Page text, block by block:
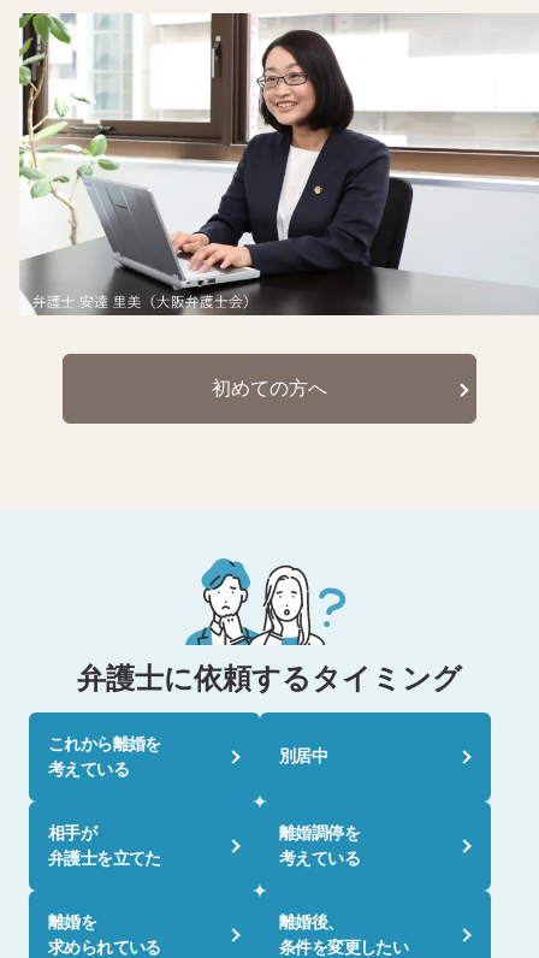
初めての方へ
弁護士に依頼するタイミング
これから離婚を
考えている
別居中
相手が
弁護士を立てた
離婚調停を
考えている
離婚を
求められている
離婚後、
条件を変更したい